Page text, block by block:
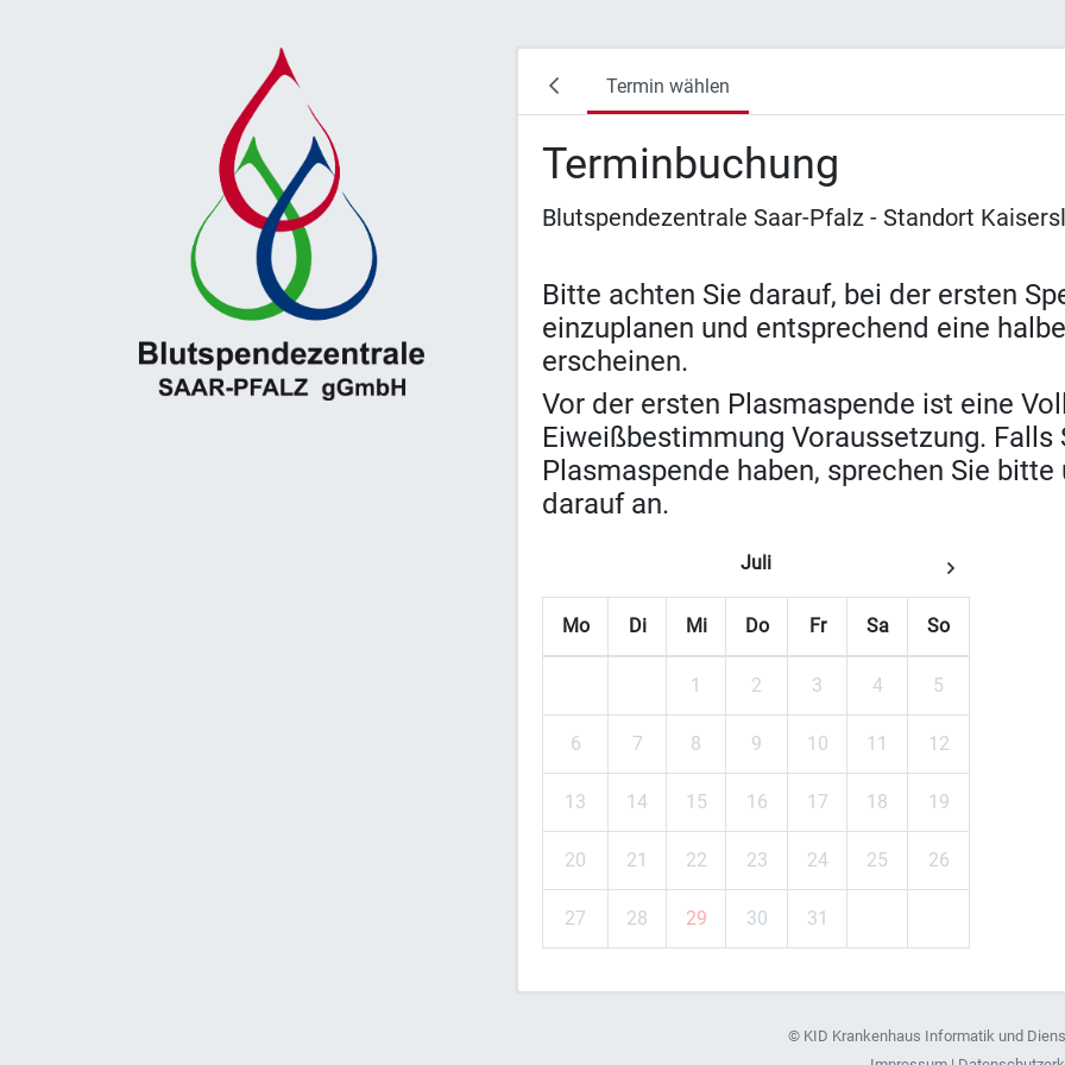
Termin wählen
Terminbuchung
Blutspendezentrale Saar-Pfalz - Standort
Bitte achten Sie darauf, bei der ersten
einzuplanen und entsprechend eine
erscheinen.
Vor der ersten Plasmaspende ist eine
Eiweißbestimmung Voraussetzung. Falls
Plasmaspende haben, sprechen Sie
darauf an.
Juli
Mo Di Mi Do Fr Sa So
1 2 3 4 5
6 7 8 9 10 11 12
13 14 15 16 17 18 19
20 21 22 23 24 25 26
27 28 29 30 31
© KID Krankenhaus Informatik und